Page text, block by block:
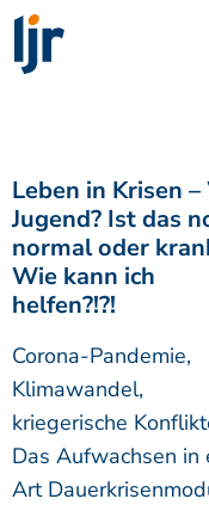
springen
Leben in Krisen
Jugend? Ist das
normal oder
Wie kann ich
helfen?!?!
Corona-Pandemie,
Klimawandel,
kriegerische
Das Aufwachsen in
Art